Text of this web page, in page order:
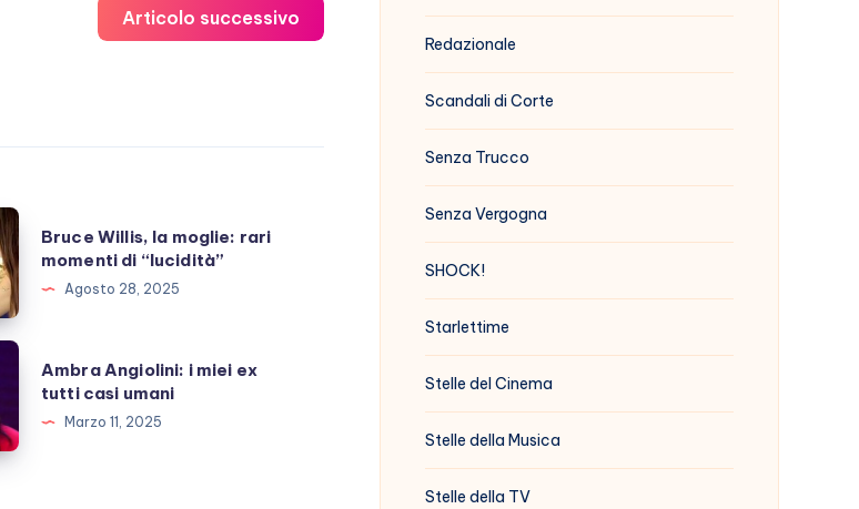
Articolo successivo
Bruce Willis, la moglie: rari
momenti di “lucidità”
Agosto 28, 2025
Ambra Angiolini: i miei ex
tutti casi umani
Marzo 11, 2025
Redazionale
Scandali di Corte
Senza Trucco
Senza Vergogna
SHOCK!
Starlettime
Stelle del Cinema
Stelle della Musica
Stelle della TV